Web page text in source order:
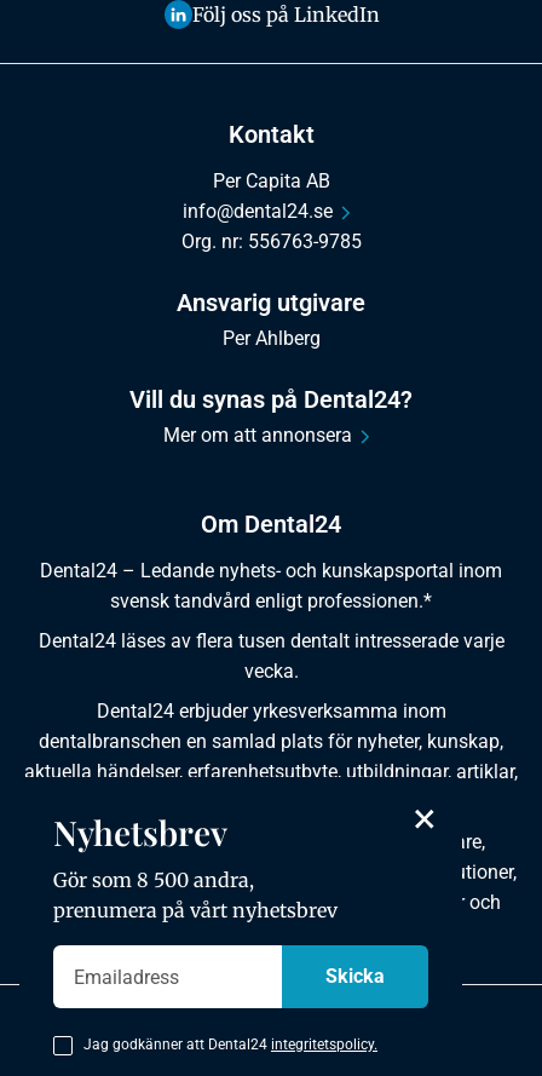
Om Dental24
Dental24 – Ledande nyhets- och kunskapsportal inom
svensk tandvård enligt professionen.*
Dental24 läses av flera tusen dentalt intresserade varje
vecka.
Dental24 erbjuder yrkesverksamma inom
dentalbranschen en samlad plats för nyheter, kunskap,
aktuella händelser, erfarenhetsutbyte, utbildningar, artiklar,
Dental24 produceras i samverkan med tandläkare,
tandhygienister, tandsköterskor, tandtekniker, institutioner,
kursgivare, föreningar, organisationer, leverantörer och
Kontakt
Per Capita AB
info@dental24.se
Org. nr: 556763-9785
Ansvarig utgivare
Per Ahlberg
Vill du synas på Dental24?
Mer om att annonsera
Följ oss på LinkedIn
Copyright © 2026 Dental24. All rights reserved.
×
Nyhetsbrev
Gör som 8 500 andra,
prenumera på vårt nyhetsbrev
Jag godkänner att Dental24 integritetspolicy.